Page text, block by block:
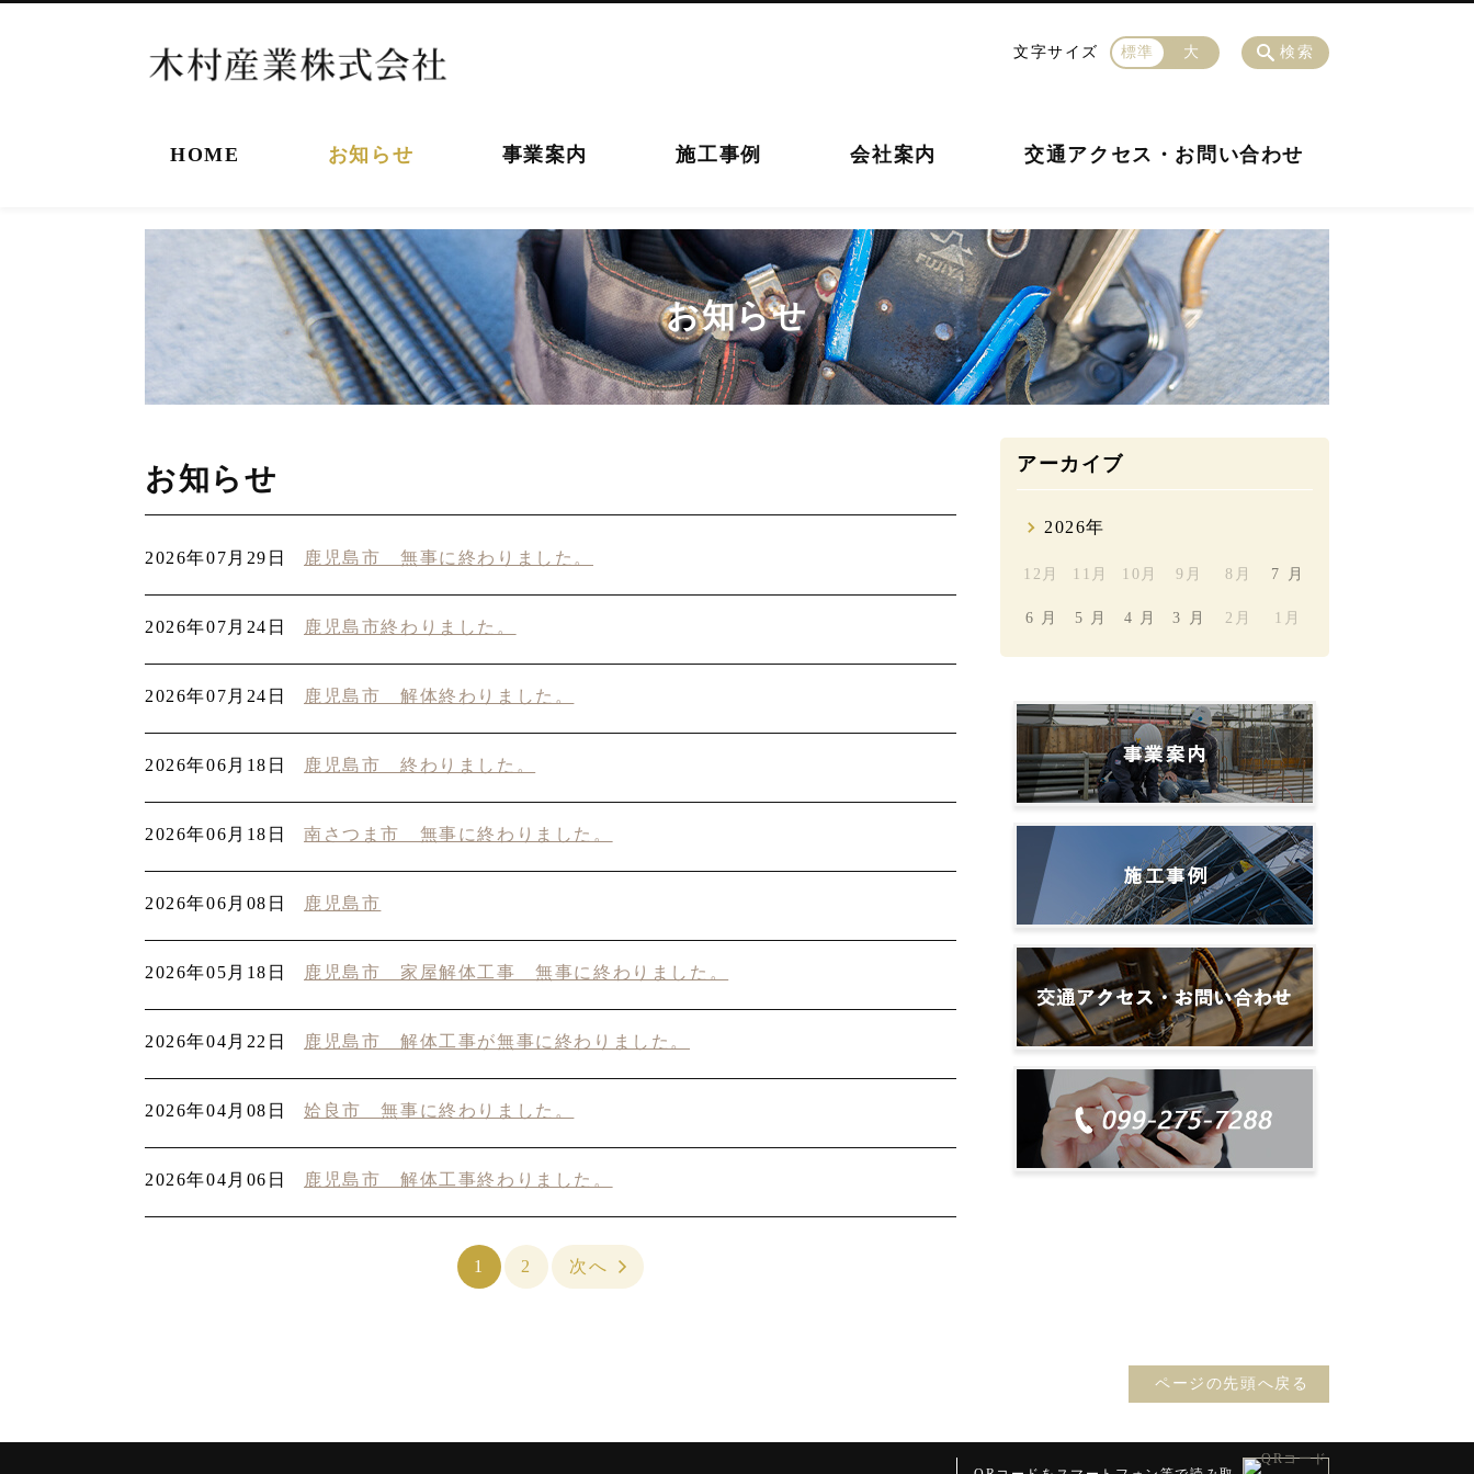
HOME お知らせ 事業案内 施工事例 会社案内 交通アクセス・お問い合わせ
検索
文字サイズ 標準 大
お知らせ
お知らせ
鹿児島市 無事に終わりました。
2026年07月29日
鹿児島市終わりました。
2026年07月24日
鹿児島市 解体終わりました。
2026年07月24日
鹿児島市 終わりました。
2026年06月18日
南さつま市 無事に終わりました。
2026年06月18日
鹿児島市
2026年06月08日
鹿児島市 家屋解体工事 無事に終わりました。
2026年05月18日
鹿児島市 解体工事が無事に終わりました。
2026年04月22日
姶良市 無事に終わりました。
2026年04月08日
鹿児島市 解体工事終わりました。
2026年04月06日
1 2 次へ
アーカイブ
2026年
12月 11月 10月 9月 8月 7 月
6 月 5 月 4 月 3 月 2月 1月
ページの先頭へ戻る